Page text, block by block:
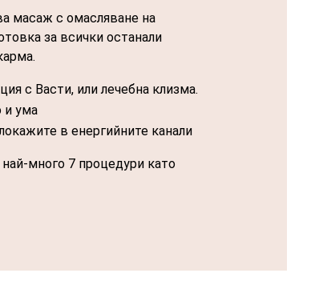
масаж с омасляване на
за всички останали
с Васти, или лечебна клизма.
и ума
в енергийните канали
много 7 процедури като